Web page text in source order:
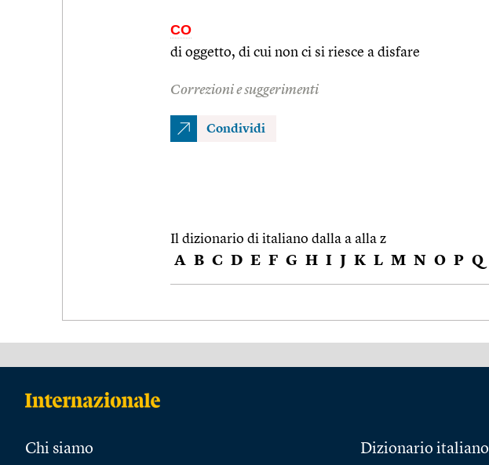
CO
di oggetto, di cui non ci si riesce a disfare
Correzioni e suggerimenti
Condividi
Il dizionario di italiano dalla a alla z
A B C D E F G H I J K L M N O P Q
Chi siamo Dizionario italiano